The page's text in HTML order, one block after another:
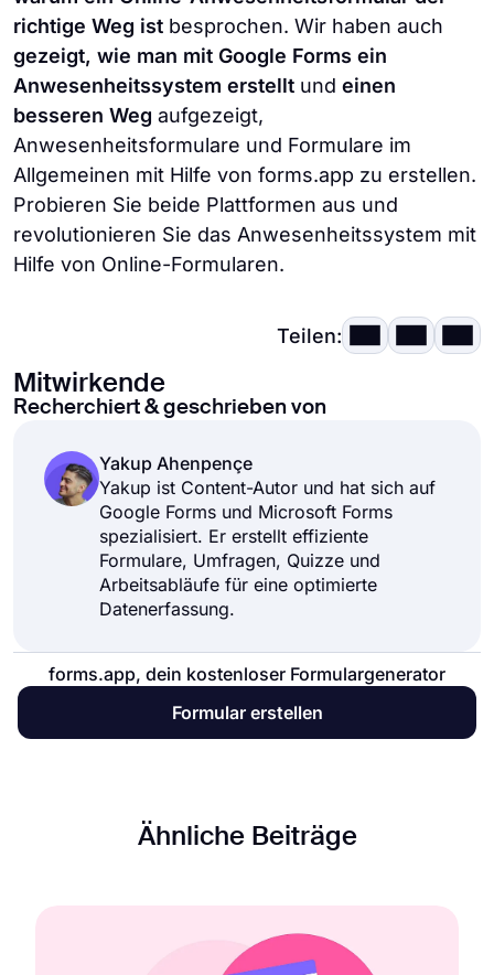
richtige Weg ist besprochen. Wir haben auch
gezeigt, wie man mit Google Forms ein
Anwesenheitssystem erstellt und einen
besseren Weg aufgezeigt,
Anwesenheitsformulare und Formulare im
Allgemeinen mit Hilfe von forms.app zu erstellen.
Probieren Sie beide Plattformen aus und
revolutionieren Sie das Anwesenheitssystem mit
Hilfe von Online-Formularen.
Teilen:
Mitwirkende
Recherchiert & geschrieben von
Yakup Ahenpençe
Yakup ist Content-Autor und hat sich auf
Google Forms und Microsoft Forms
spezialisiert. Er erstellt effiziente
Formulare, Umfragen, Quizze und
Arbeitsabläufe für eine optimierte
Datenerfassung.
forms.app, dein kostenloser Formulargenerator
Formular erstellen
Ähnliche Beiträge